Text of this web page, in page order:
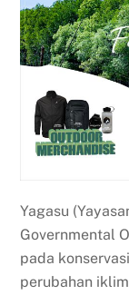
Yagasu
Governmental
pada
perubahan